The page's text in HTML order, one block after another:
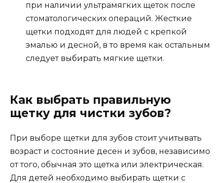
при наличии ультрамягких щеток после
стоматологических операций. Жесткие
щетки подходят для людей с крепкой
эмалью и десной, в то время как остальным
следует выбирать мягкие щетки.
Как выбрать правильную
щетку для чистки зубов?
При выборе щетки для зубов стоит учитывать
возраст и состояние десен и зубов, независимо
от того, обычная это щетка или электрическая.
Для детей необходимо выбирать щетки с